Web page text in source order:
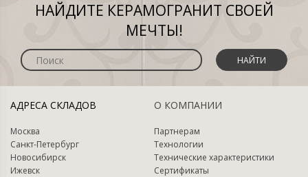
НАЙДИТЕ КЕРАМОГРАНИТ СВОЕЙ
МЕЧТЫ!
НАЙТИ
АДРЕСА СКЛАДОВ
Москва
Санкт-Петербург
Новосибирск
Ижевск
О КОМПАНИИ
Партнерам
Технологии
Технические характеристики
Сертификаты